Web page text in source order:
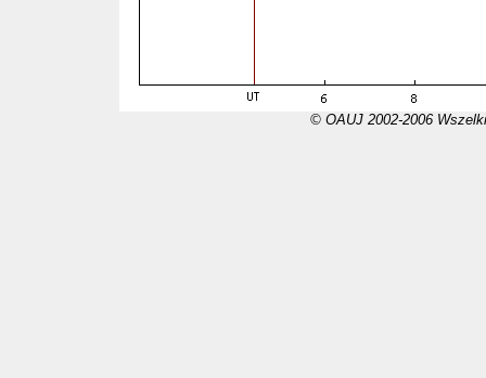
© OAUJ 2002-2006